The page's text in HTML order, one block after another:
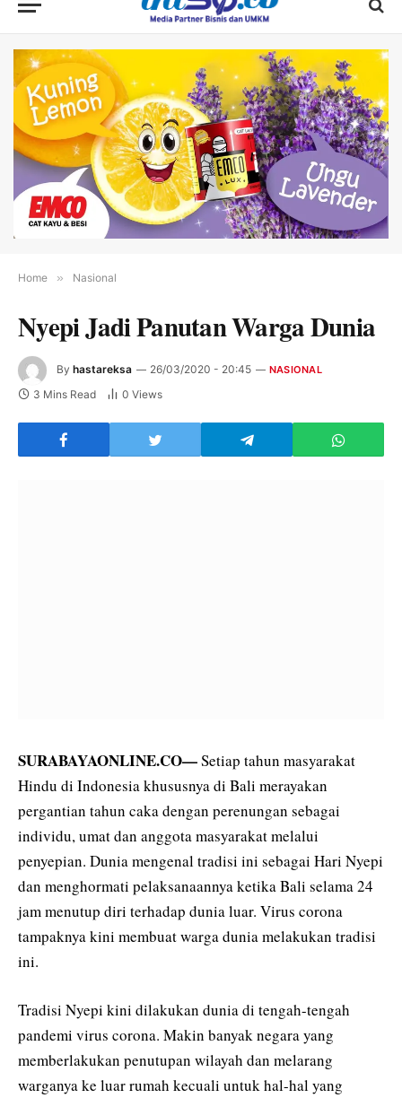
Home » Nasional
Nyepi Jadi Panutan Warga Dunia
By hastareksa 26/03/2020 - 20:45 NASIONAL
3 Mins Read 0 Views
SURABAYAONLINE.CO—Setiap tahun masyarakat
Hindu di Indonesia khususnya di Bali merayakan
pergantian tahun caka dengan perenungan sebagai
individu, umat dan anggota masyarakat melalui
penyepian. Dunia mengenal tradisi ini sebagai Hari Nyepi
dan menghormati pelaksanaannya ketika Bali selama 24
jam menutup diri terhadap dunia luar. Virus corona
tampaknya kini membuat warga dunia melakukan tradisi
ini.
Tradisi Nyepi kini dilakukan dunia di tengah-tengah
pandemi virus corona. Makin banyak negara yang
memberlakukan penutupan wilayah dan melarang
warganya ke luar rumah kecuali untuk hal-hal yang